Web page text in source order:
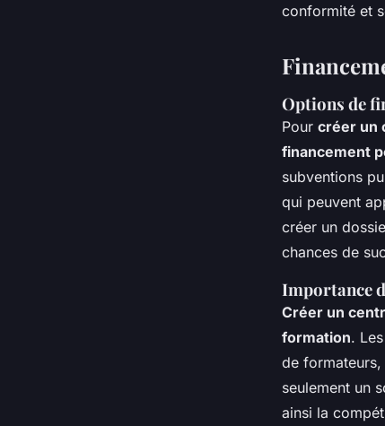
conformité et
Options de
Pour créer un
financement
subventions
qui peuvent
créer un
chances de
Importance
Créer un
formation.
de
seulement un
ainsi la